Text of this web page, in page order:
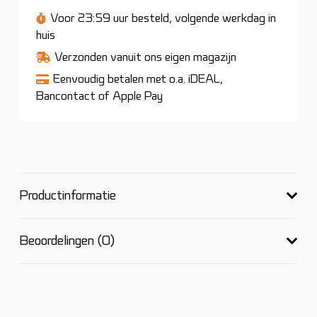
Haal de eerste kant van de doek over het oppervlak,
terwijl je het vuil verwijdert.
Na het reinigen het
oppervlak afwerken met een nieuwe, droge en schone
Voor 23:59 uur besteld, volgende werkdag in
huis
Verzonden vanuit ons eigen magazijn
Eenvoudig betalen met o.a. iDEAL,
Bancontact of Apple Pay
Productinformatie
Beoordelingen (0)